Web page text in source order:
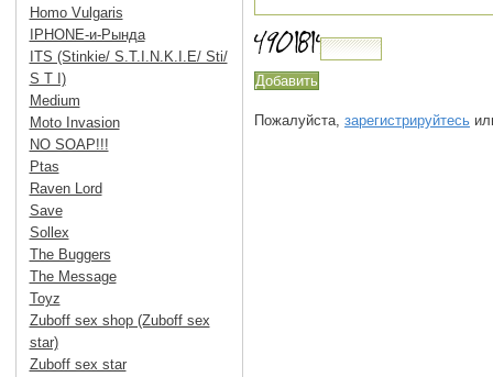
Пожалуйста, зарегистрируйтесь
Homo Vulgaris
IPHONE-и-Рында
ITS (Stinkie/ S.T.I.N.K.I.E/ Sti/
S T I)
Medium
Moto Invasion
NO SOAP!!!
Ptas
Raven Lord
Save
Sollex
The Buggers
The Message
Toyz
Zuboff sex shop (Zuboff sex
star)
Zuboff sex star